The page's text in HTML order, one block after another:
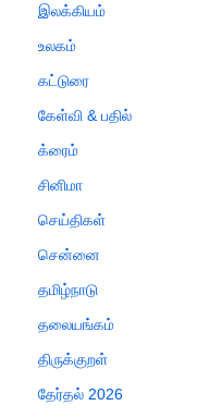
இலக்கியம்
உலகம்
கட்டுரை
கேள்வி & பதில்
க்ரைம்
சினிமா
செய்திகள்
சென்னை
தமிழ்நாடு
தலையங்கம்
திருக்குறள்
தேர்தல் 2026